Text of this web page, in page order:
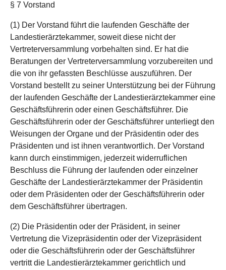
§ 7 Vorstand
(1) Der Vorstand führt die laufenden Geschäfte der
Landestierärztekammer, soweit diese nicht der
Vertreterversammlung vorbehalten sind. Er hat die
Beratungen der Vertreterversammlung vorzubereiten und
die von ihr gefassten Beschlüsse auszuführen. Der
Vorstand bestellt zu seiner Unterstützung bei der Führung
der laufenden Geschäfte der Landestierärztekammer eine
Geschäftsführerin oder einen Geschäftsführer. Die
Geschäftsführerin oder der Geschäftsführer unterliegt den
Weisungen der Organe und der Präsidentin oder des
Präsidenten und ist ihnen verantwortlich. Der Vorstand
kann durch einstimmigen, jederzeit widerruflichen
Beschluss die Führung der laufenden oder einzelner
Geschäfte der Landestierärztekammer der Präsidentin
oder dem Präsidenten oder der Geschäftsführerin oder
dem Geschäftsführer übertragen.
(2) Die Präsidentin oder der Präsident, in seiner
Vertretung die Vizepräsidentin oder der Vizepräsident
oder die Geschäftsführerin oder der Geschäftsführer
vertritt die Landestierärztekammer gerichtlich und